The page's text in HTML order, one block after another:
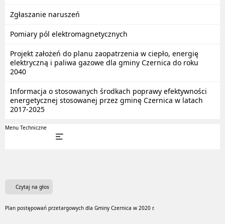
Zgłaszanie naruszeń
Pomiary pól elektromagnetycznych
Projekt założeń do planu zaopatrzenia w ciepło, energię
elektryczną i paliwa gazowe dla gminy Czernica do roku
2040
Informacja o stosowanych środkach poprawy efektywności
energetycznej stosowanej przez gminę Czernica w latach
2017-2025
Menu Techniczne
Czytaj na głos
Plan postępowań przetargowych dla Gminy Czernica w 2020 r.